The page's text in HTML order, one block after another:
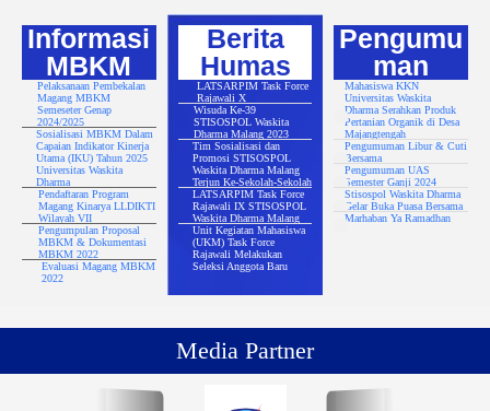
Informasi
MBKM
Pelaksanaan Pembekalan
Magang MBKM
Semeseter Genap
2024/2025
Sosialisasi MBKM Dalam
Capaian Indikator Kinerja
Utama (IKU) Tahun 2025
Universitas Waskita
Dharma
Pendaftaran Program
Magang Kinarya LLDIKTI
Wilayah VII
Pengumpulan Proposal
MBKM & Dokumentasi
MBKM 2022
Evaluasi Magang MBKM
2022
Berita
Humas
LATSARPIM Task Force
Rajawali X
Wisuda Ke-39
STISOSPOL Waskita
Dharma Malang 2023
Tim Sosialisasi dan
Promosi STISOSPOL
Waskita Dharma Malang
Terjun Ke-Sekolah-Sekolah
LATSARPIM Task Force
Rajawali IX STISOSPOL
Waskita Dharma Malang
Unit Kegiatan Mahasiswa
(UKM) Task Force
Rajawali Melakukan
Seleksi Anggota Baru
Pengumu
man
Mahasiswa KKN
Universitas Waskita
Dharma Serahkan Produk
Pertanian Organik di Desa
Majangtengah
Pengumuman Libur & Cuti
Bersama
Pengumuman UAS
Semester Ganji 2024
Stisospol Waskita Dharma
Gelar Buka Puasa Bersama
Marhaban Ya Ramadhan
Media Partner